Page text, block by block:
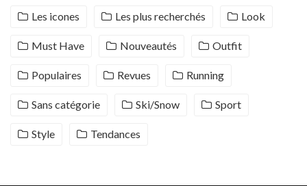
Les icones Les plus recherchés Look
Must Have Nouveautés Outfit
Populaires Revues Running
Sans catégorie Ski/Snow Sport
Style Tendances